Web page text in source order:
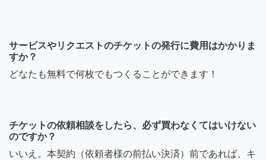
サービスやリクエストのチケットの発行に費用はかかりま
すか？
どなたも無料で何枚でもつくることができます！
チケットの依頼相談をしたら、必ず買わなくてはいけない
のですか？
いいえ。本契約（依頼者様の前払い決済）前であれば、キ